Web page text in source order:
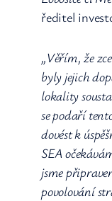
ředitel
„Věřím, že
byly jejich
lokality
se podaří
dovést k
SEA
jsme
povolování